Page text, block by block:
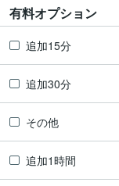
有料オプション
追加15分
追加30分
その他
追加1時間